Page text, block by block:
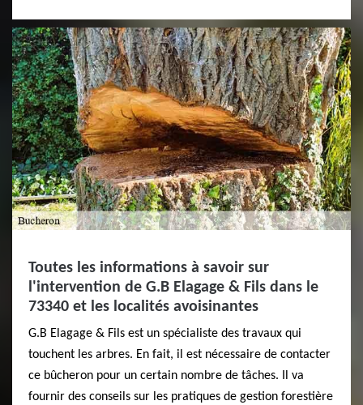
Toutes les informations à savoir sur
l'intervention de G.B Elagage & Fils dans le
73340 et les localités avoisinantes
G.B Elagage & Fils est un spécialiste des travaux qui
touchent les arbres. En fait, il est nécessaire de contacter
ce bûcheron pour un certain nombre de tâches. Il va
fournir des conseils sur les pratiques de gestion forestière